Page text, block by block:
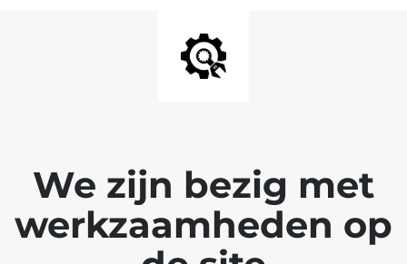
We zijn bezig met
werkzaamheden op